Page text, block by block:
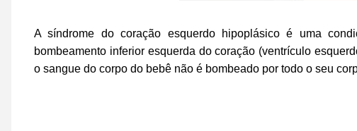
A síndrome do coração esquerdo hipoplásico é uma
bombeamento inferior esquerda do coração (ventrículo
o sangue do corpo do bebê não é bombeado por todo o seu